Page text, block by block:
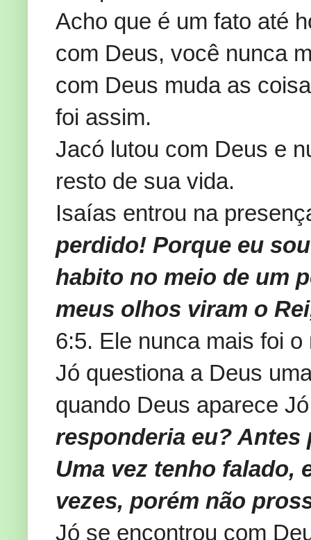
Acho que é um fato até
com Deus, você nunca
com Deus muda as
foi assim.
Jacó lutou com Deus e
resto de sua vida.
Isaías entrou na
perdido! Porque eu
habito no meio de um
meus olhos viram o
6:5. Ele nunca mais foi o
Jó questiona a Deus
quando Deus aparece
responderia eu? Antes
Uma vez tenho falado,
vezes, porém não
Jó se encontrou com